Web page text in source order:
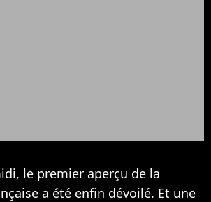
le premier aperçu de la
a été enfin dévoilé. Et une